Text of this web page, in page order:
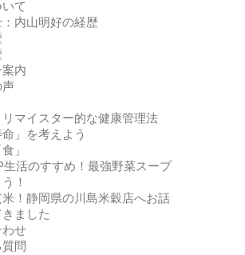
て
内山明好の経歴
内
声
マイスター的な健康管理法
命」を考えよう
」
生活のすすめ！最強野菜スープ
！
！静岡県の川島米穀店へお話
ました
せ
問